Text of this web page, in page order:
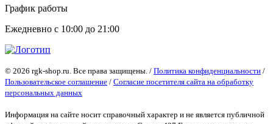
График работы
Ежедневно с 10:00 до 21:00
© 2026 rgk-shop.ru. Все права защищены. / Политика конфиденциальности /
Пользовательское соглашение / Согласие посетителя сайта на обработку
персональных данных
Информация на сайте носит справочный характер и не является публичной